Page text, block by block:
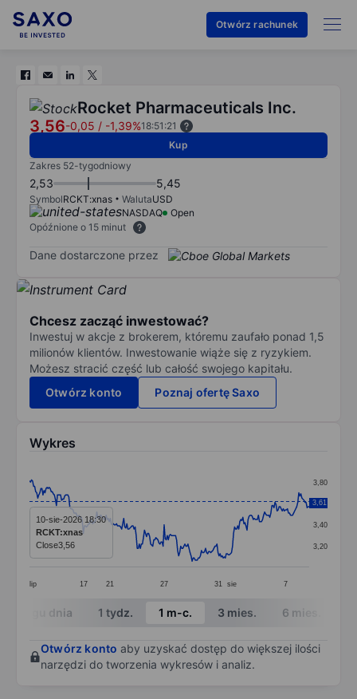
Otwórz rachunek
Rocket Pharmaceuticals Inc.
3,56-0,05 / -1,39%18:51:21
Kup
Zakres 52-tygodniowy
2,53 5,45
SymbolRCKT:xnas WalutaUSD
NASDAQ
Open
Opóźnione o 15 minut
Dane dostarczone przez
Chcesz zacząć inwestować?
Inwestuj w akcje z brokerem, któremu zaufało ponad 1,5
milionów klientów. Inwestowanie wiąże się z ryzykiem.
Możesz stracić część lub całość swojego kapitału.
Otwórz konto
Poznaj ofertę Saxo
Wykres
Line chart with 271 data points.
The chart has 1 X axis displaying categories.
The chart has 1 Y axis displaying values. Data
lip 17 21 27 31 sie 7
3,20
3,40
3,60
3,80
3,61
10-sie-2026 18:30
RCKT:xnas
Close3,56
End of interactive chart.
W ciągu dnia 1 tydz. 1 m-c. 3 mies. 6 mies.
Otwórz konto aby uzyskać dostęp do większej ilości
narzędzi do tworzenia wykresów i analiz.